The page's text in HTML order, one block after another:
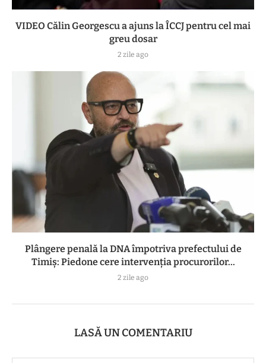
VIDEO Călin Georgescu a ajuns la ÎCCJ pentru cel mai
greu dosar
2 zile ago
Plângere penală la DNA împotriva prefectului de
Timiș: Piedone cere intervenția procurorilor...
2 zile ago
LASĂ UN COMENTARIU